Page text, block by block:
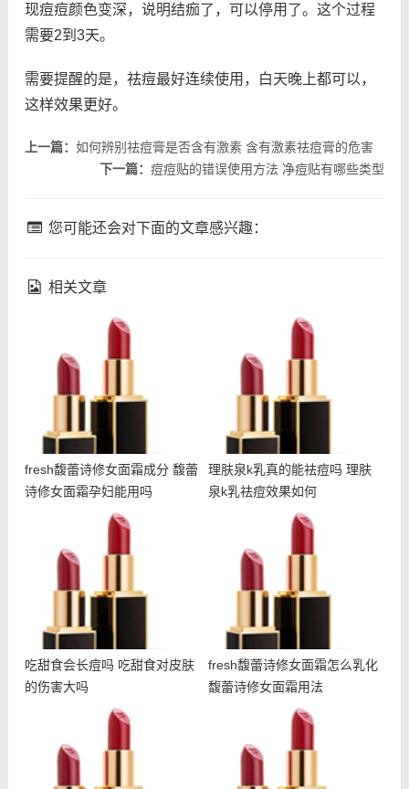
现痘痘颜色变深，说明结痂了，可以停用了。这个过程
需要2到3天。
需要提醒的是，祛痘最好连续使用，白天晚上都可以，
这样效果更好。
上一篇： 如何辨别祛痘膏是否含有激素 含有激素祛痘膏的危害
下一篇：痘痘贴的错误使用方法 净痘贴有哪些类型
您可能还会对下面的文章感兴趣：
相关文章
fresh馥蕾诗修女面霜成分
fresh馥蕾诗修女面霜成分 馥蕾
诗修女面霜孕妇能用吗
理肤泉k乳真的能祛痘吗 理
理肤泉k乳真的能祛痘吗 理肤
泉k乳祛痘效果如何
吃甜食会长痘吗 吃甜食对
吃甜食会长痘吗 吃甜食对皮肤
的伤害大吗
fresh馥蕾诗修女面霜怎么
fresh馥蕾诗修女面霜怎么乳化
馥蕾诗修女面霜用法
什么是悬针纹 如何预防悬
朵拉朵尚电动眼霜使用方法